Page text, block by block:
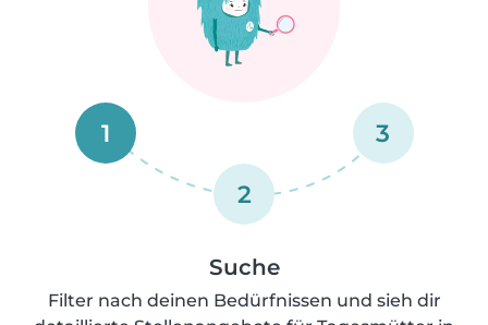
1
2
3
Suche
Filter nach deinen Bedürfnissen und sieh dir